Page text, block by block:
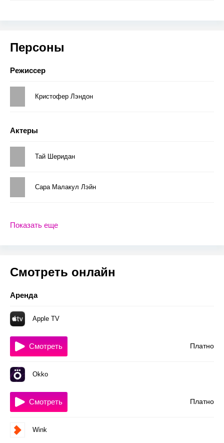
Персоны
Режиссер
Кристофер Лэндон
Актеры
Тай Шеридан
Сара Малакул Лэйн
Показать еще
Смотреть онлайн
Аренда
Apple TV
Платно
Смотреть
Okko
Платно
Смотреть
Wink